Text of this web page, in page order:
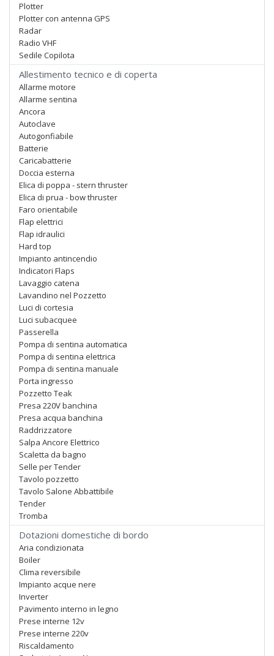
Plotter
Plotter con antenna GPS
Radar
Radio VHF
Sedile Copilota
Allestimento tecnico e di coperta
Allarme motore
Allarme sentina
Ancora
Autoclave
Autogonfiabile
Batterie
Caricabatterie
Doccia esterna
Elica di poppa - stern thruster
Elica di prua - bow thruster
Faro orientabile
Flap elettrici
Flap idraulici
Hard top
Impianto antincendio
Indicatori Flaps
Lavaggio catena
Lavandino nel Pozzetto
Luci di cortesia
Luci subacquee
Passerella
Pompa di sentina automatica
Pompa di sentina elettrica
Pompa di sentina manuale
Porta ingresso
Pozzetto Teak
Presa 220V banchina
Presa acqua banchina
Raddrizzatore
Salpa Ancore Elettrico
Scaletta da bagno
Selle per Tender
Tavolo pozzetto
Tavolo Salone Abbattibile
Tender
Tromba
Dotazioni domestiche di bordo
Aria condizionata
Boiler
Clima reversibile
Impianto acque nere
Inverter
Pavimento interno in legno
Prese interne 12v
Prese interne 220v
Riscaldamento